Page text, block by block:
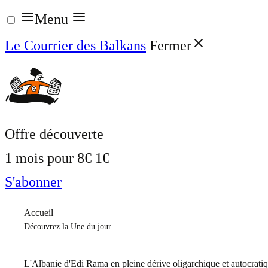
Aller
au
contenu
Menu
Le Courrier des Balkans Fermer
Offre découverte
1 mois pour 8€ 1€
S'abonner
Accueil
Découvrez la Une du jour
L'Albanie d'Edi Rama en pleine dérive oligarchique et